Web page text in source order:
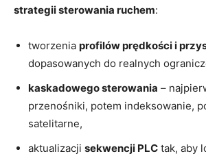
strategii sterowania ruchem:
tworzenia profilów prędkości i
dopasowanych do realnych
kaskadowego sterowania –
przenośniki, potem indeksowanie,
satelitarne,
aktualizacji sekwencji PLC tak, aby